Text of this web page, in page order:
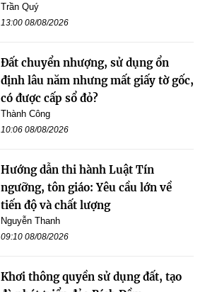
Trần Quý
13:00 08/08/2026
Đất chuyển nhượng, sử dụng ổn
định lâu năm nhưng mất giấy tờ gốc,
có được cấp sổ đỏ?
Thành Công
10:06 08/08/2026
Hướng dẫn thi hành Luật Tín
ngưỡng, tôn giáo: Yêu cầu lớn về
tiến độ và chất lượng
Nguyễn Thanh
09:10 08/08/2026
Khơi thông quyền sử dụng đất, tạo